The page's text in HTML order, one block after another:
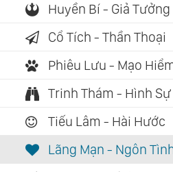
Huyền Bí - Giả Tưởng
Cổ Tích - Thần Thoại
Phiêu Lưu - Mạo
Trinh Thám - Hình
Tiếu Lâm - Hài Hước
Lãng Mạn - Ngôn